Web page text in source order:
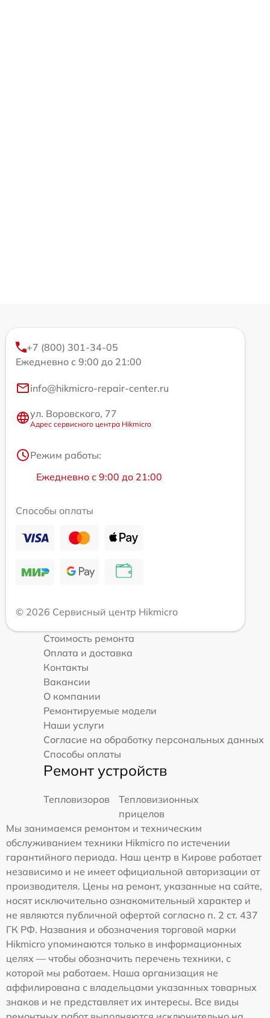
+7 (800) 301-34-05
Ежедневно с 9:00 до 21:00
info@hikmicro-repair-center.ru
ул. Воровского, 77
Адрес сервисного центра Hikmicro
Режим работы:
Ежедневно с 9:00 до 21:00
Способы оплаты
© 2026 Сервисный центр Hikmicro
Стоимость ремонта
Оплата и доставка
Контакты
Вакансии
О компании
Ремонтируемые модели
Наши услуги
Согласие на обработку персональных данных
Способы оплаты
Ремонт устройств
Тепловизоров
Тепловизионных
прицелов
Мы занимаемся ремонтом и техническим
обслуживанием техники Hikmicro по истечении
гарантийного периода. Наш центр в Кирове работает
независимо и не имеет официальной авторизации от
производителя. Цены на ремонт, указанные на сайте,
носят исключительно ознакомительный характер и
не являются публичной офертой согласно п. 2 ст. 437
ГК РФ. Названия и обозначения торговой марки
Hikmicro упоминаются только в информационных
целях — чтобы обозначить перечень техники, с
которой мы работаем. Наша организация не
аффилирована с владельцами указанных товарных
знаков и не представляет их интересы. Все виды